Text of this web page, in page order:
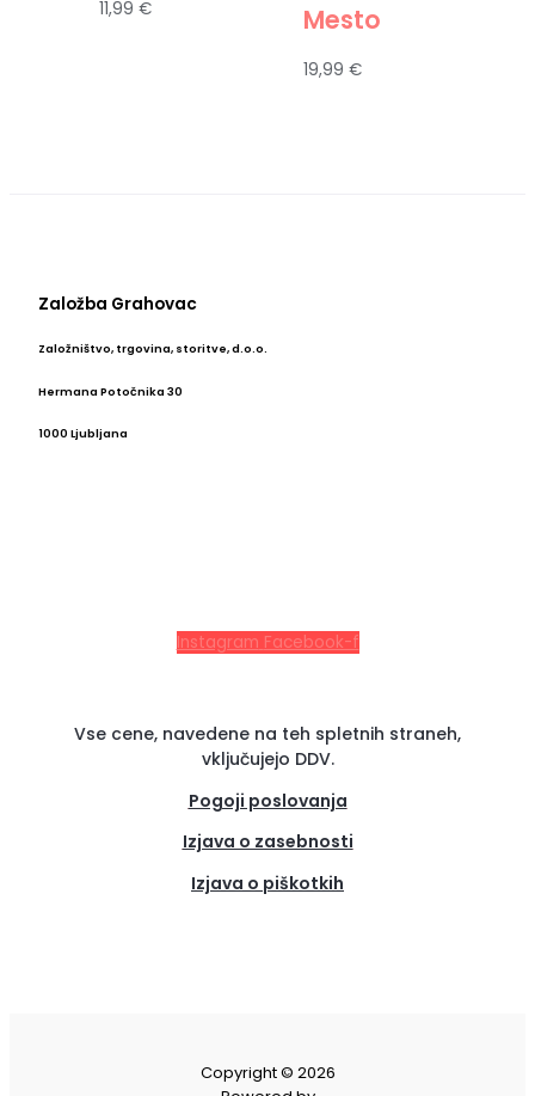
11,99 €
Mesto
19,99 €
Založba Grahovac
Založništvo, trgovina, storitve, d.o.o.
Hermana Potočnika 30
1000 Ljubljana
Instagram Facebook-f
Vse cene, navedene na teh spletnih straneh,
vključujejo DDV.
Pogoji poslovanja
Izjava o zasebnosti
Izjava o piškotkih
Copyright © 2026